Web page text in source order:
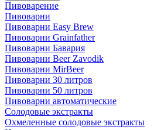
Пивоварение
Пивоварни
Пивоварни Easy Brew
Пивоварни Grainfather
Пивоварни Бавария
Пивоварни Beer Zavodik
Пивоварни MirBeer
Пивоварни 30 литров
Пивоварни 50 литров
Пивоварни автоматические
Солодовые экстракты
Охмеленные солодовые экстракты